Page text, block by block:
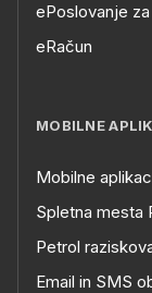
ePoslovanje
eRačun
MOBILNE
Mobilne
Spletna mesta
Petrol
Email in SMS